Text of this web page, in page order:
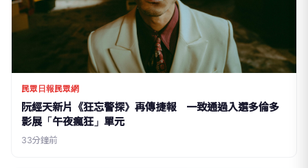
民眾日報民眾網
阮經天新片《狂忘警探》再傳捷報 一致通過入選多倫多
影展「午夜瘋狂」單元
33分鐘前